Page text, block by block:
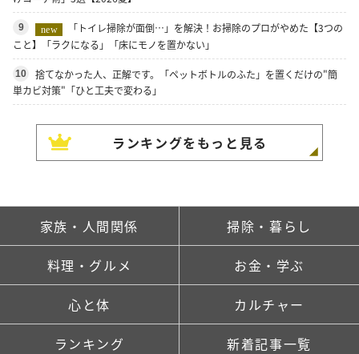
9 new
「トイレ掃除が面倒…」を解決！お掃除のプロがやめた【3つの
こと】「ラクになる」「床にモノを置かない」
10
捨てなかった人、正解です。「ペットボトルのふた」を置くだけの"簡
単カビ対策"「ひと工夫で変わる」
ランキングをもっと見る
家族・人間関係 掃除・暮らし
料理・グルメ お金・学ぶ
心と体 カルチャー
ランキング 新着記事一覧